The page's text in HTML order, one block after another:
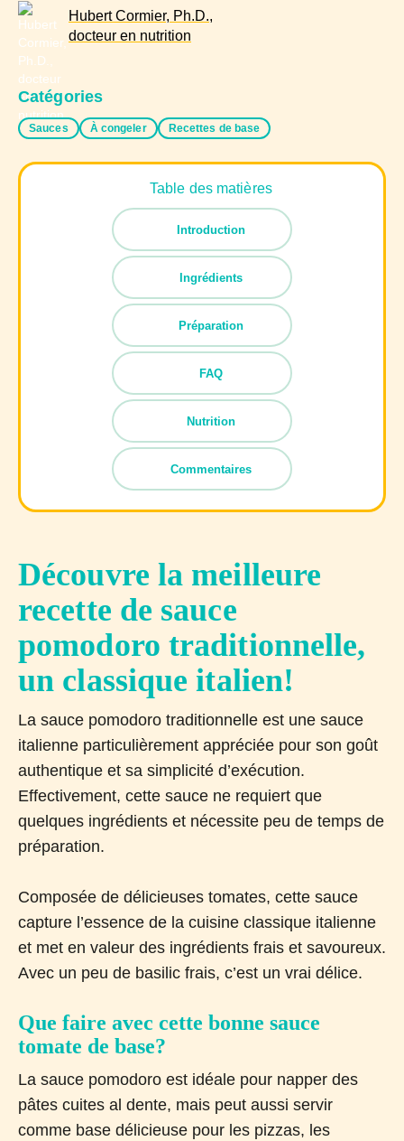
Hubert Cormier, Ph.D.,
docteur en nutrition
Catégories
Sauces À congeler Recettes de base
Table des matières
Introduction
Ingrédients
Préparation
FAQ
Nutrition
Commentaires
Découvre la meilleure
recette de sauce
pomodoro traditionnelle,
un classique italien!
La sauce pomodoro traditionnelle est une sauce
italienne particulièrement appréciée pour son goût
authentique et sa simplicité d’exécution.
Effectivement, cette sauce ne requiert que
quelques ingrédients et nécessite peu de temps de
préparation.
Composée de délicieuses tomates, cette sauce
capture l’essence de la cuisine classique italienne
et met en valeur des ingrédients frais et savoureux.
Avec un peu de basilic frais, c’est un vrai délice.
Que faire avec cette bonne sauce
tomate de base?
La sauce pomodoro est idéale pour napper des
pâtes cuites al dente, mais peut aussi servir
comme base délicieuse pour les pizzas, les